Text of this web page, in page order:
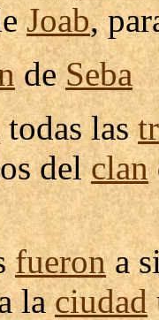
Joab,
deSeba
todas las
delclan
fuerona
laciudad